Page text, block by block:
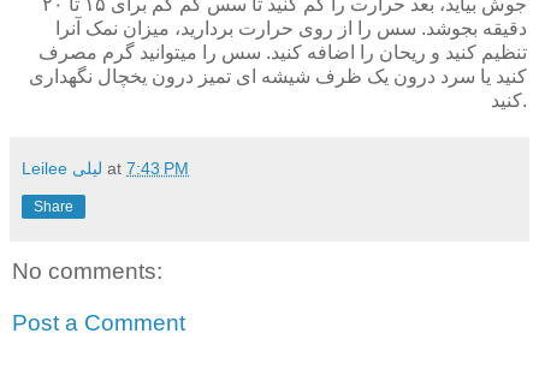
دقیقه بجوشد. سس را از روی حرارت بردارید، میزان نمک آنرا
تنظیم کنید و ریحان را اضافه کنید. سس را میتوانید گرم مصرف
کنید یا سرد درون یک ظرف شیشه ای تمیز درون یخچال نگهداری
کنید.
Leilee لیلی at 7:43 PM
Share
No comments:
Post a Comment